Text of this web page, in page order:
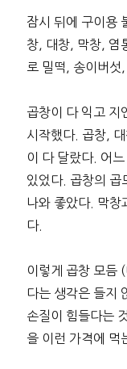
잠시 뒤에 구이용
창, 대창, 막창, 염
로 밀떡, 송이버섯
곱창이 다 익고 지
시작했다. 곱창,
이 다 달랐다. 어
있었다. 곱창의 곱
나와 좋았다. 막창
다.
이렇게 곱창 모듬
다는 생각은 들지
손질이 힘들다는
을 이런 가격에 먹